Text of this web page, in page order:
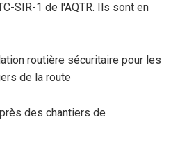
SIR-1 de l'AQTR. Ils sont en
routière sécuritaire pour les
de la route
des chantiers de